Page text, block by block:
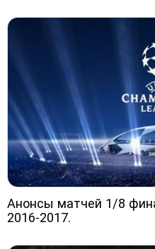
Анонсы матчей 1/8
2016-2017.